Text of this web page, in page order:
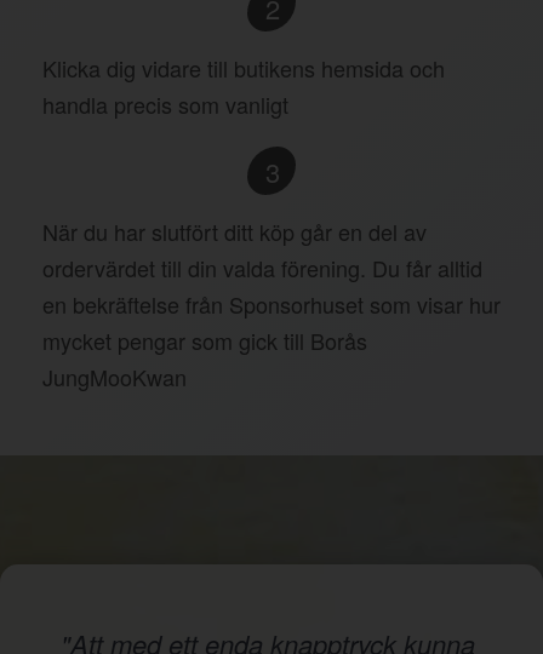
2
Klicka dig vidare till butikens hemsida och
handla precis som vanligt
3
När du har slutfört ditt köp går en del av
ordervärdet till din valda förening. Du får alltid
en bekräftelse från Sponsorhuset som visar hur
mycket pengar som gick till Borås
JungMooKwan
"Att med ett enda knapptryck kunna